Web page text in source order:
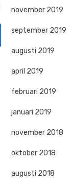
november 2019
september 2019
augusti 2019
april 2019
februari 2019
januari 2019
november 2018
oktober 2018
augusti 2018